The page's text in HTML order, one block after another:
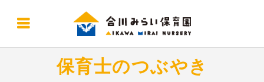
保育士のつぶやき